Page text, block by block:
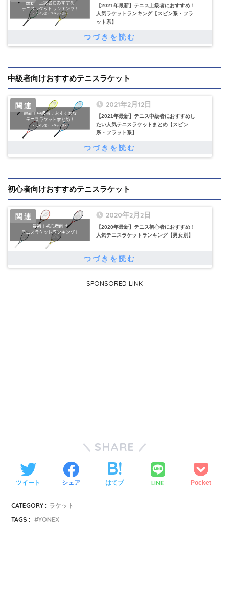
【2021年最新】テニス上級者におすすめ！
人気ラケットランキング【スピン系・フラ
ット系】
中級者向けおすすめテニスラケット
2021年2月12日
【2021年最新】テニス中級者におすすめし
たい人気テニスラケットまとめ【スピン
系・フラット系】
初心者向けおすすめテニスラケット
2020年2月2日
【2020年最新】テニス初心者におすすめ！
人気テニスラケットランキング【男女別】
SPONSORED LINK
SHARE
ツイート シェア はてブ LINE Pocket
CATEGORY : ラケット
TAGS :
YONEX